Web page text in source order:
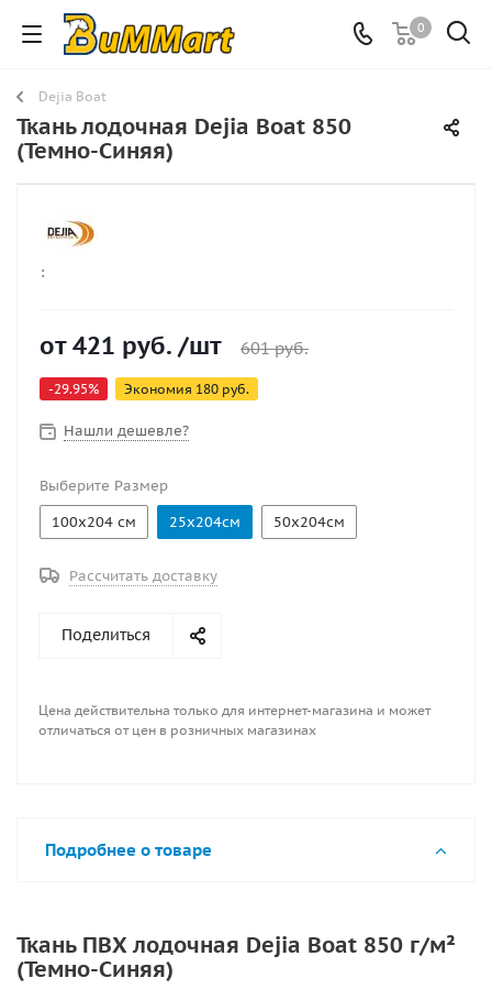
0
Dejia Boat
Ткань лодочная Dejia Boat 850
(Темно-Синяя)
:
от421 руб. /шт 601 руб.
-29.95% Экономия 180 руб.
Нашли дешевле?
Выберите Размер
100х204 см
25х204см 50х204см
Рассчитать доставку
Поделиться
Цена действительна только для интернет-магазина и может
отличаться от цен в розничных магазинах
Подробнее о товаре
Ткань ПВХ лодочная Dejia Boat 850 г/м²
(Темно-Синяя)